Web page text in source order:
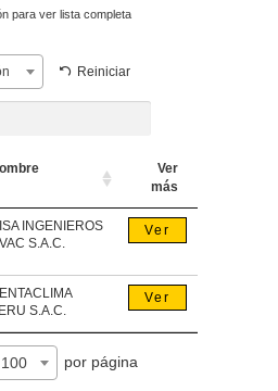
para ver lista completa
Reiniciar
Ver
más
INGENIEROS
S.A.C.
Ver
S.A.C.
Ver
100 por página